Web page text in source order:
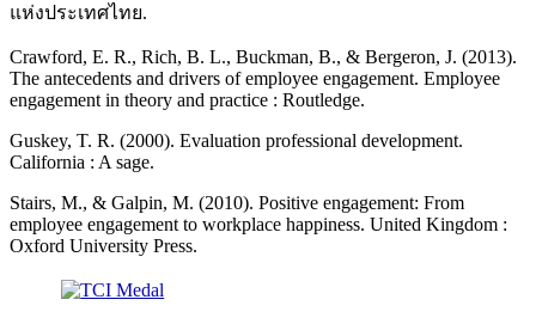
แห่งประเทศไทย.
Crawford, E. R., Rich, B. L., Buckman, B., & Bergeron, J. (2013).
The antecedents and drivers of employee engagement. Employee
engagement in theory and practice : Routledge.
Guskey, T. R. (2000). Evaluation professional development.
California : A sage.
Stairs, M., & Galpin, M. (2010). Positive engagement: From
employee engagement to workplace happiness. United Kingdom :
Oxford University Press.